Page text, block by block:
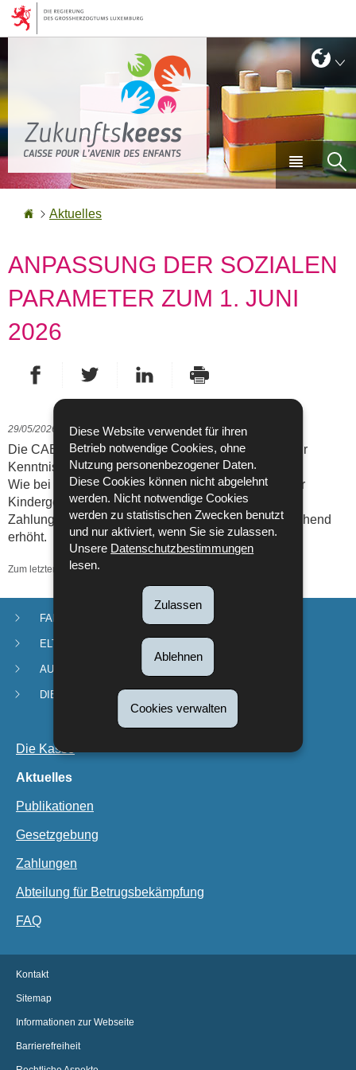
Diese Website verwendet für ihren
Betrieb notwendige Cookies, ohne
Nutzung personenbezogener Daten.
Diese Cookies können nicht abgelehnt
werden. Nicht notwendige Cookies
werden zu statistischen Zwecken benutzt
und nur aktiviert, wenn Sie sie zulassen.
Unsere Datenschutzbestimmungen
lesen.
Zulassen
Ablehnen
Cookies verwalten
Zur
Navigation
Zum
Inhalt
Haupt-
Sprache
wechseln
Startseite
Aktuelles
ANPASSUNG DER SOZIALEN
PARAMETER ZUM 1. JUNI
2026
Auf Facebook teilen - Neues Fenster
Auf Twitter teilen- Neues Fenster
Auf LinkedIn teilen
29/05/2026
Die CAE hat die Indexerhöhung zum 1. Juni 2026 zur
Kenntnis genommen.
Wie bei früheren Erhöhungen wurden die Beträge für
Kindergeld und Elterngeld direkt angepasst und die
Zahlungen, die Ende Juni erfolgen, werden entsprechend
erhöht.
Zum letzten Mal aktualisiert am
Navigationsmenü
FAMILIENZULAGEN
ELTERNURLAUB
AUSSERSCHULISCHE KINDERBETREUUNG
DIENSTE UND ANTRÄGE
Die Kasse
Aktuelles
Publikationen
Gesetzgebung
Zahlungen
Abteilung für Betrugsbekämpfung
FAQ
Kontakt
Sitemap
Informationen zur Webseite
Barrierefreiheit